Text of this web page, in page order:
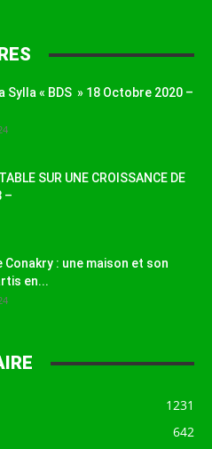
Sylla « BDS » 18 Octobre 2020 –
SUR UNE CROISSANCE DE
–
Conakry : une maison et son
en...
1231
642